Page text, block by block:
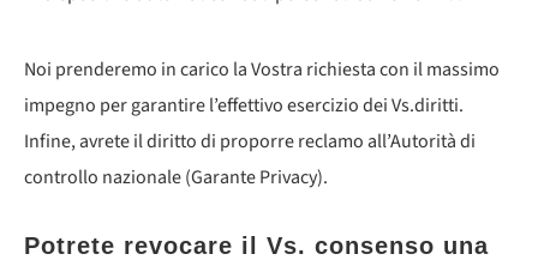
Noi prenderemo in carico la Vostra richiesta con il massimo
impegno per garantire l’effettivo esercizio dei Vs.diritti.
Infine, avrete il diritto di proporre reclamo all’Autorità di
controllo nazionale (Garante Privacy).
Potrete revocare il Vs. consenso una